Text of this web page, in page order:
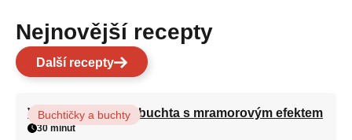
Nejnovější recepty
Další recepty
Vláčná olejová litá buchta s mramorovým efektem
Buchtičky a buchty
30 minut